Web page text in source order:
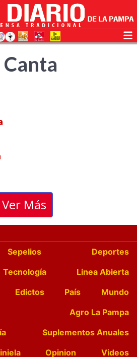
resultados para mostrar
error en la busqueda
Ver Más
Sepelios
Deportes
Tecnología
Linea Abierta
Edictos País
Mundo
Agro La Pampa
Suplementos Anuales
Opinion
Videos